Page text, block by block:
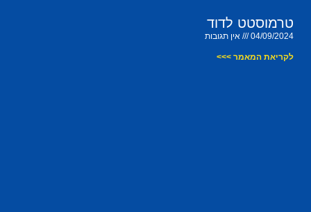
טרמוסטט לדוד
04/09/2024 אין תגובות
לקריאת המאמר >>>